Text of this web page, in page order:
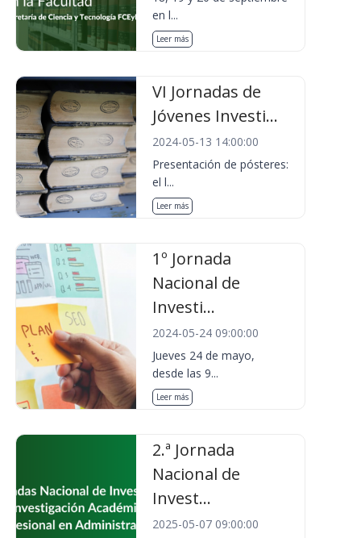
en l...
Leer más
VI Jornadas de
Jóvenes Investi...
2024-05-13 14:00:00
Presentación de pósteres:
el l...
Leer más
1º Jornada
Nacional de
Investi...
2024-05-24 09:00:00
Jueves 24 de mayo,
desde las 9...
Leer más
2.ª Jornada
Nacional de
Invest...
2025-05-07 09:00:00